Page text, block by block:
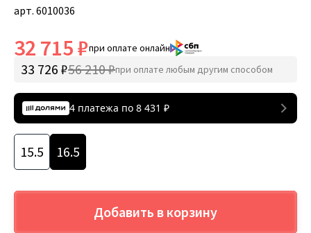
арт. 6010036
32 715 ₽при оплате онлайн
33 726 ₽56 210 ₽при оплате любым другим способом
4 платежа по 8 431 ₽
15.5 16.5
Добавить в корзину